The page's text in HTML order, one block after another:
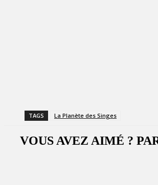
TAGS La Planète des Singes
VOUS AVEZ AIMÉ ?